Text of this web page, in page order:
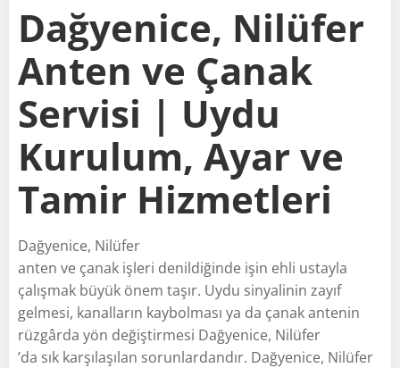
Dağyenice, Nilüfer
Anten ve Çanak
Servisi | Uydu
Kurulum, Ayar ve
Tamir Hizmetleri
Dağyenice, Nilüfer
anten ve çanak işleri denildiğinde işin ehli ustayla
çalışmak büyük önem taşır. Uydu sinyalinin zayıf
gelmesi, kanalların kaybolması ya da çanak antenin
rüzgârda yön değiştirmesi Dağyenice, Nilüfer
’da sık karşılaşılan sorunlardandır. Dağyenice, Nilüfer